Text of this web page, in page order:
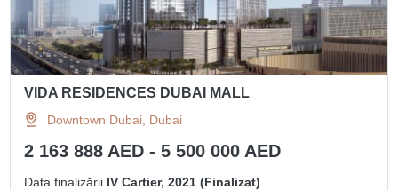
VIDA RESIDENCES DUBAI MALL
Downtown Dubai, Dubai
2 163 888 AED - 5 500 000 AED
Data finalizării IV Cartier, 2021 (Finalizat)